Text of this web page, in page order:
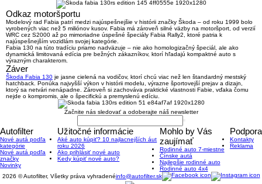
Odkaz motoršportu
Modelový rad Fabia patrí medzi najúspešnejšie v histórii značky Škoda – od roku 1999 bolo
vyrobených viac než 5 miliónov kusov. Fabia má zároveň silné väzby na motoršport, od verzií
WRC cez S2000 až po mimoriadne úspešné špeciály Fabia Rally2 , ktoré patria k
najúspešnejším vozidlám svojej kategórie.
Fabia 130 na túto tradíciu priamo nadväzuje – nie ako homologizačný špeciál, ale ako
dynamická limitovaná edícia pre bežných zákazníkov, ktorí hľadajú kompaktné auto s
výrazným charakterom.
Záver
Škoda Fabia 130 je jasne cielená na vodičov, ktorí chcú viac než len štandardný mestský
hatchback. Ponúka najvyšší výkon v histórii modelu , výrazne športovejší prejav a dizajn,
ktorý sa netvári nenápadne. Zároveň si zachováva praktické vlastnosti Fabie, vďaka čomu
nejde o kompromis, ale o špecifickú a premyslenú edíciu.
Začnite nás sledovať a odoberajte náš newsletter
Autofilter
Nové autá podľa
kategórie
Nové autá podľa
značky
Novinky
Užitočné informácie
Aké auto kúpiť? 10 najlacnejších áut
roku 2026
Ako prihlásiť nové auto
Kedy kúpiť nové auto?
Mohlo by Vás
zaujímať
Rodinné auto 7-miestne
Čínske autá
Najlepšie rodinné auto
Rodinné auto 4x4
Podpora
Kontakty
Reklama
2026 © Autofilter, Všetky práva vyhradenéinfo@autofilter.sk